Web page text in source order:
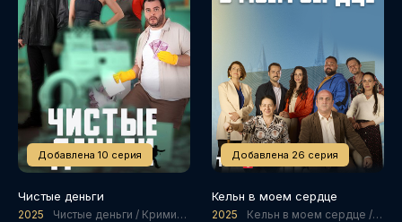
Добавлена 10 серия
Чистые деньги
2025 Чистые деньги / Криминал / Комедии
Добавлена 26 серия
Кельн в моем сердце
2025 Кельн в моем сердце / Комедии